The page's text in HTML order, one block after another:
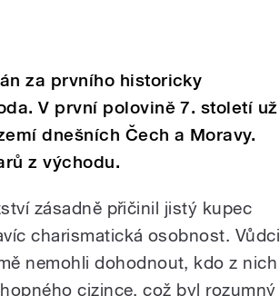
za prvního historicky
V první polovině 7. století už
dnešních Čech a Moravy.
z východu.
zásadně přičinil jistý kupec
charismatická osobnost. Vůdci
nemohli dohodnout, kdo z nich
cizince, což byl rozumný